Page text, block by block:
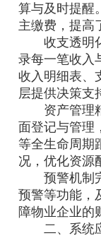
算与及时提醒
主缴费，提高
收支透明化
录每一笔收入
收入明细表、
层提供决策支
资产管理精
面登记与管理
等全生命周期
况，优化资源
预警机制完
预警等功能，
障物业企业的
二、系统